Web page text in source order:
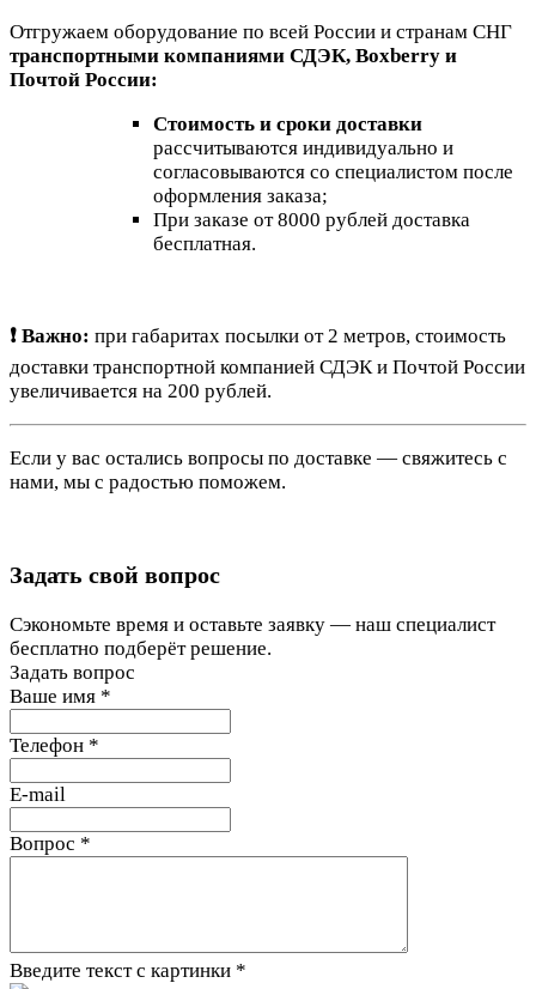
Отгружаем оборудование по всей России и странам СНГ
транспортными компаниями СДЭК, Boxberry и
Почтой России:
Стоимость и сроки доставки
рассчитываются индивидуально и
согласовываются со специалистом после
оформления заказа;
При заказе от 8000 рублей доставка
бесплатная.
❗ Важно: при габаритах посылки от 2 метров, стоимость
доставки транспортной компанией СДЭК и Почтой России
увеличивается на 200 рублей.
Если у вас остались вопросы по доставке — свяжитесь с
нами, мы с радостью поможем.
Задать свой вопрос
Сэкономьте время и оставьте заявку — наш специалист
бесплатно подберёт решение.
Задать вопрос
Ваше имя *
Телефон *
E-mail
Вопрос *
Введите текст с картинки *